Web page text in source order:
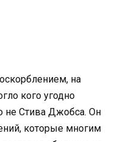
на
кого угодно
не Стива Джобса. Он
которые многим